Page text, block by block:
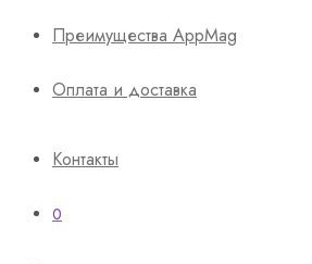
Преимущества AppMag
Оплата и доставка
Контакты
0